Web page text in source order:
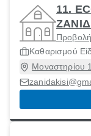
11.
Προβολή
Καθαρισμού
Μοναστηρίου